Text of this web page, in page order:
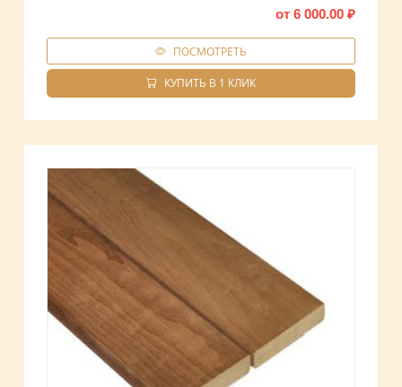
от 6 000.00 ₽
ПОСМОТРЕТЬ
КУПИТЬ В 1 КЛИК